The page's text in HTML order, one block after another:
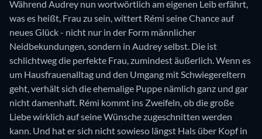
Während Audrey nun wortwörtlich am eigenen Leib erfährt,
was es heißt, Frau zu sein, wittert Rémi seine Chance auf
neues Glück - nicht nur in der Form männlicher
Neidbekundungen, sondern in Audrey selbst. Die ist
schlichtweg die perfekte Frau, zumindest äußerlich. Wenn es
um Hausfrauenalltag und den Umgang mit Schwiegereltern
geht, verhält sich die ehemalige Puppe nämlich ganz und gar
nicht damenhaft. Rémi kommt ins Zweifeln, ob die große
Liebe wirklich auf seine Wünsche zugeschnitten werden
kann. Und hat er sich nicht sowieso längst Hals über Kopf in